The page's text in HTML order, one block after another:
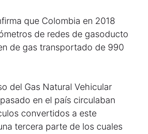
que Colombia en 2018
de redes de gasoducto
de gas transportado de 990
del Gas Natural Vehicular
en el país circulaban
convertidos a este
tercera parte de los cuales